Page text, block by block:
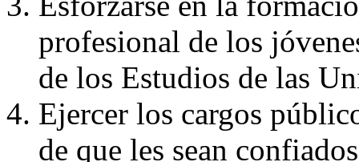
profesional de los
de los Estudios de las
Ejercer los cargos
de que les sean